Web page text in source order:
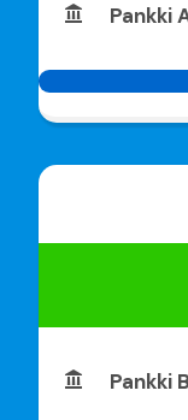
Pankki
Pankki B